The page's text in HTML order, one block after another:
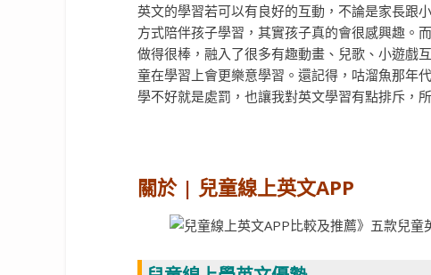
英文的學習若可以有良好的互動，不論是家長跟
方式陪伴孩子學習，其實孩子真的會很感興趣。
做得很棒，融入了很多有趣動畫、兒歌、小遊戲
童在學習上會更樂意學習。還記得，咕溜魚那年
學不好就是處罰，也讓我對英文學習有點排斥，
關於 | 兒童線上英文APP